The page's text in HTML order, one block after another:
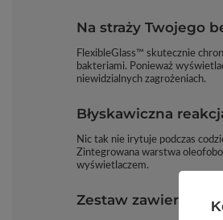
Na straży Twojego
FlexibleGlass™ skutecznie
bakteriami. Ponieważ
niewidzialnych zagrożeniach.
Błyskawiczna
Nic tak nie irytuje podczas
Zintegrowana warstwa
wyświetlaczem.
Zestaw zawiera: